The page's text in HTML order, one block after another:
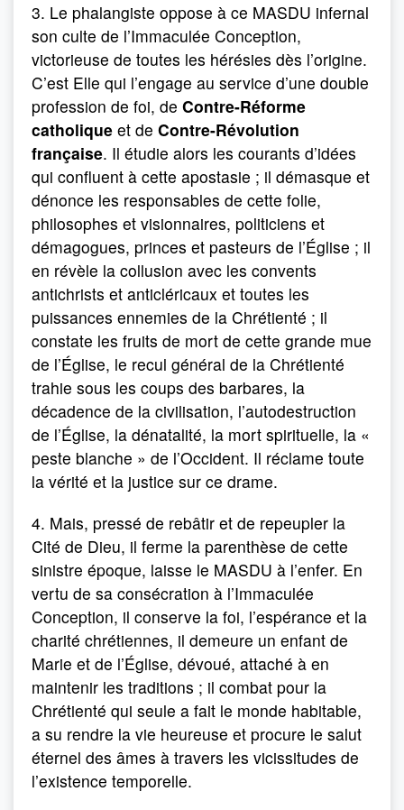
3. Le phalangiste oppose à ce MASDU infernal
son culte de l’Immaculée Conception,
victorieuse de toutes les hérésies dès l’origine.
C’est Elle qui l’engage au service d’une double
profession de foi, de Contre-Réforme
catholique et de Contre-Révolution
française. Il étudie alors les courants d’idées
qui confluent à cette apostasie ; il démasque et
dénonce les responsables de cette folie,
philosophes et visionnaires, politiciens et
démagogues, princes et pasteurs de l’Église ; il
en révèle la collusion avec les convents
antichrists et anticléricaux et toutes les
puissances ennemies de la Chrétienté ; il
constate les fruits de mort de cette grande mue
de l’Église, le recul général de la Chrétienté
trahie sous les coups des barbares, la
décadence de la civilisation, l’autodestruction
de l’Église, la dénatalité, la mort spirituelle, la «
peste blanche » de l’Occident. Il réclame toute
la vérité et la justice sur ce drame.
4. Mais, pressé de rebâtir et de repeupler la
Cité de Dieu, il ferme la parenthèse de cette
sinistre époque, laisse le MASDU à l’enfer. En
vertu de sa consécration à l’Immaculée
Conception, il conserve la foi, l’espérance et la
charité chrétiennes, il demeure un enfant de
Marie et de l’Église, dévoué, attaché à en
maintenir les traditions ; il combat pour la
Chrétienté qui seule a fait le monde habitable,
a su rendre la vie heureuse et procure le salut
éternel des âmes à travers les vicissitudes de
l’existence temporelle.